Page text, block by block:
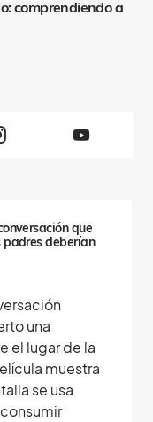
comprendiendo a
que
padres deberían
una
el lugar de la
muestra
se usa